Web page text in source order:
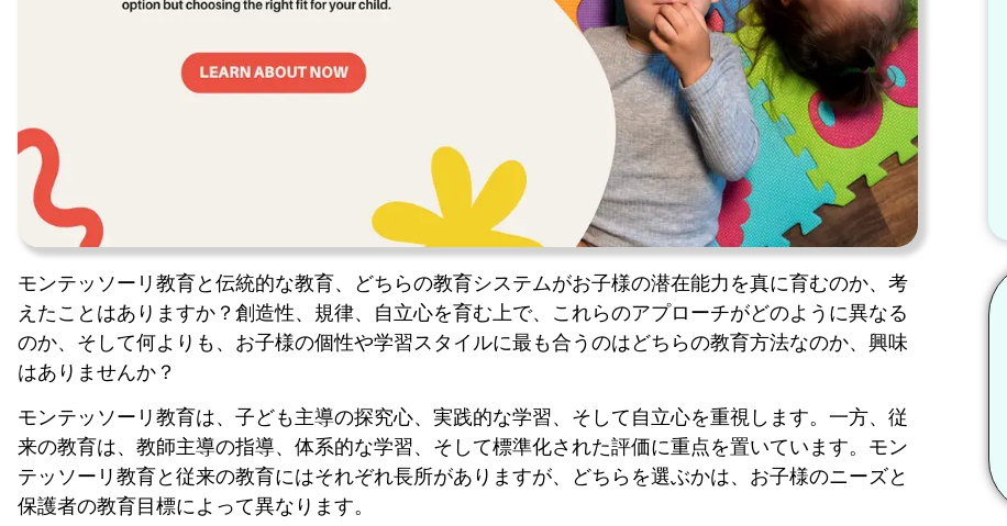
モンテッソーリ教育と伝統的な教育、どちらの教育システムがお子様の潜在能力を真に育むのか、考
えたことはありますか？創造性、規律、自立心を育む上で、これらのアプローチがどのように異なる
のか、そして何よりも、お子様の個性や学習スタイルに最も合うのはどちらの教育方法なのか、興味
はありませんか？
モンテッソーリ教育は、子ども主導の探究心、実践的な学習、そして自立心を重視します。一方、従
来の教育は、教師主導の指導、体系的な学習、そして標準化された評価に重点を置いています。モン
テッソーリ教育と従来の教育にはそれぞれ長所がありますが、どちらを選ぶかは、お子様のニーズと
保護者の教育目標によって異なります。